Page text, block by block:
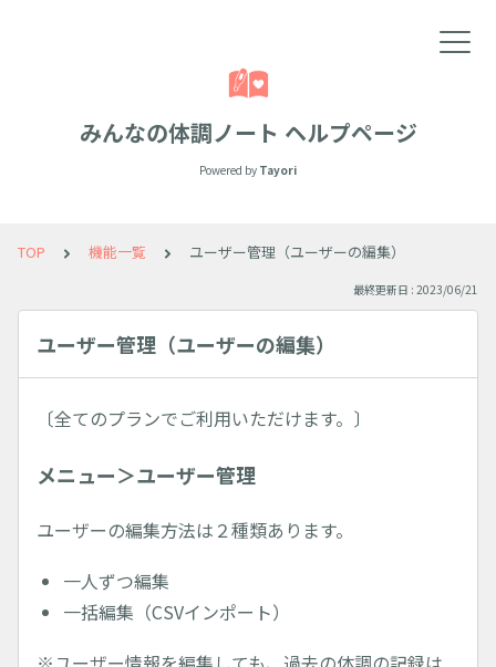
みんなの体調ノート ヘルプページ
Powered by Tayori
TOP 機能一覧 ユーザー管理（ユーザーの編集）
最終更新日 : 2023/06/21
ユーザー管理（ユーザーの編集）
〔全てのプランでご利用いただけます。〕
メニュー＞ユーザー管理
ユーザーの編集方法は２種類あります。
一人ずつ編集
一括編集（CSVインポート）